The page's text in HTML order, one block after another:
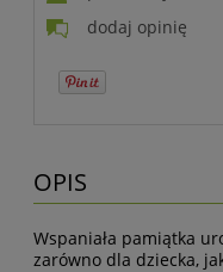
dodaj opinię
OPIS
Wspaniała pamiątka
zarówno dla dziecka,